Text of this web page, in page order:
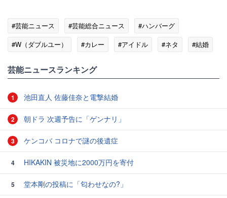
#芸能ニュース #芸能総合ニュース
#ハンバーグ
#W（ダブルユー）
#カレー #アイドル #ネタ
#結婚
芸能ニュースランキング
1 池田直人 佐藤佳奈と電撃結婚
2 朝ドラ 次週予告に「ゲンナリ」
3 ケンコバ コロナで謎の後遺症
4 HIKAKIN 被災地に2000万円を寄付
5
堂本剛の投稿に「匂わせなの?」